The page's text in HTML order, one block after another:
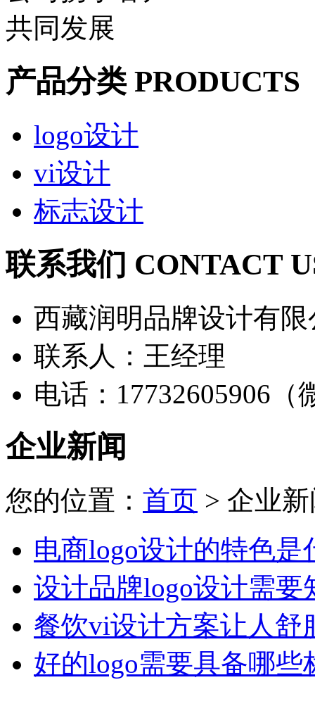
产品分类 PRODUCTS
logo设计
vi设计
标志设计
联系我们 CONTACT
西藏润明品牌设计有限
联系人：王经理
电话：17732605906（
企业新闻
您的位置： 首页 > 企业
电商logo设计的特色是
设计品牌logo设计需要
餐饮vi设计方案让人舒
好的logo需要具备哪些